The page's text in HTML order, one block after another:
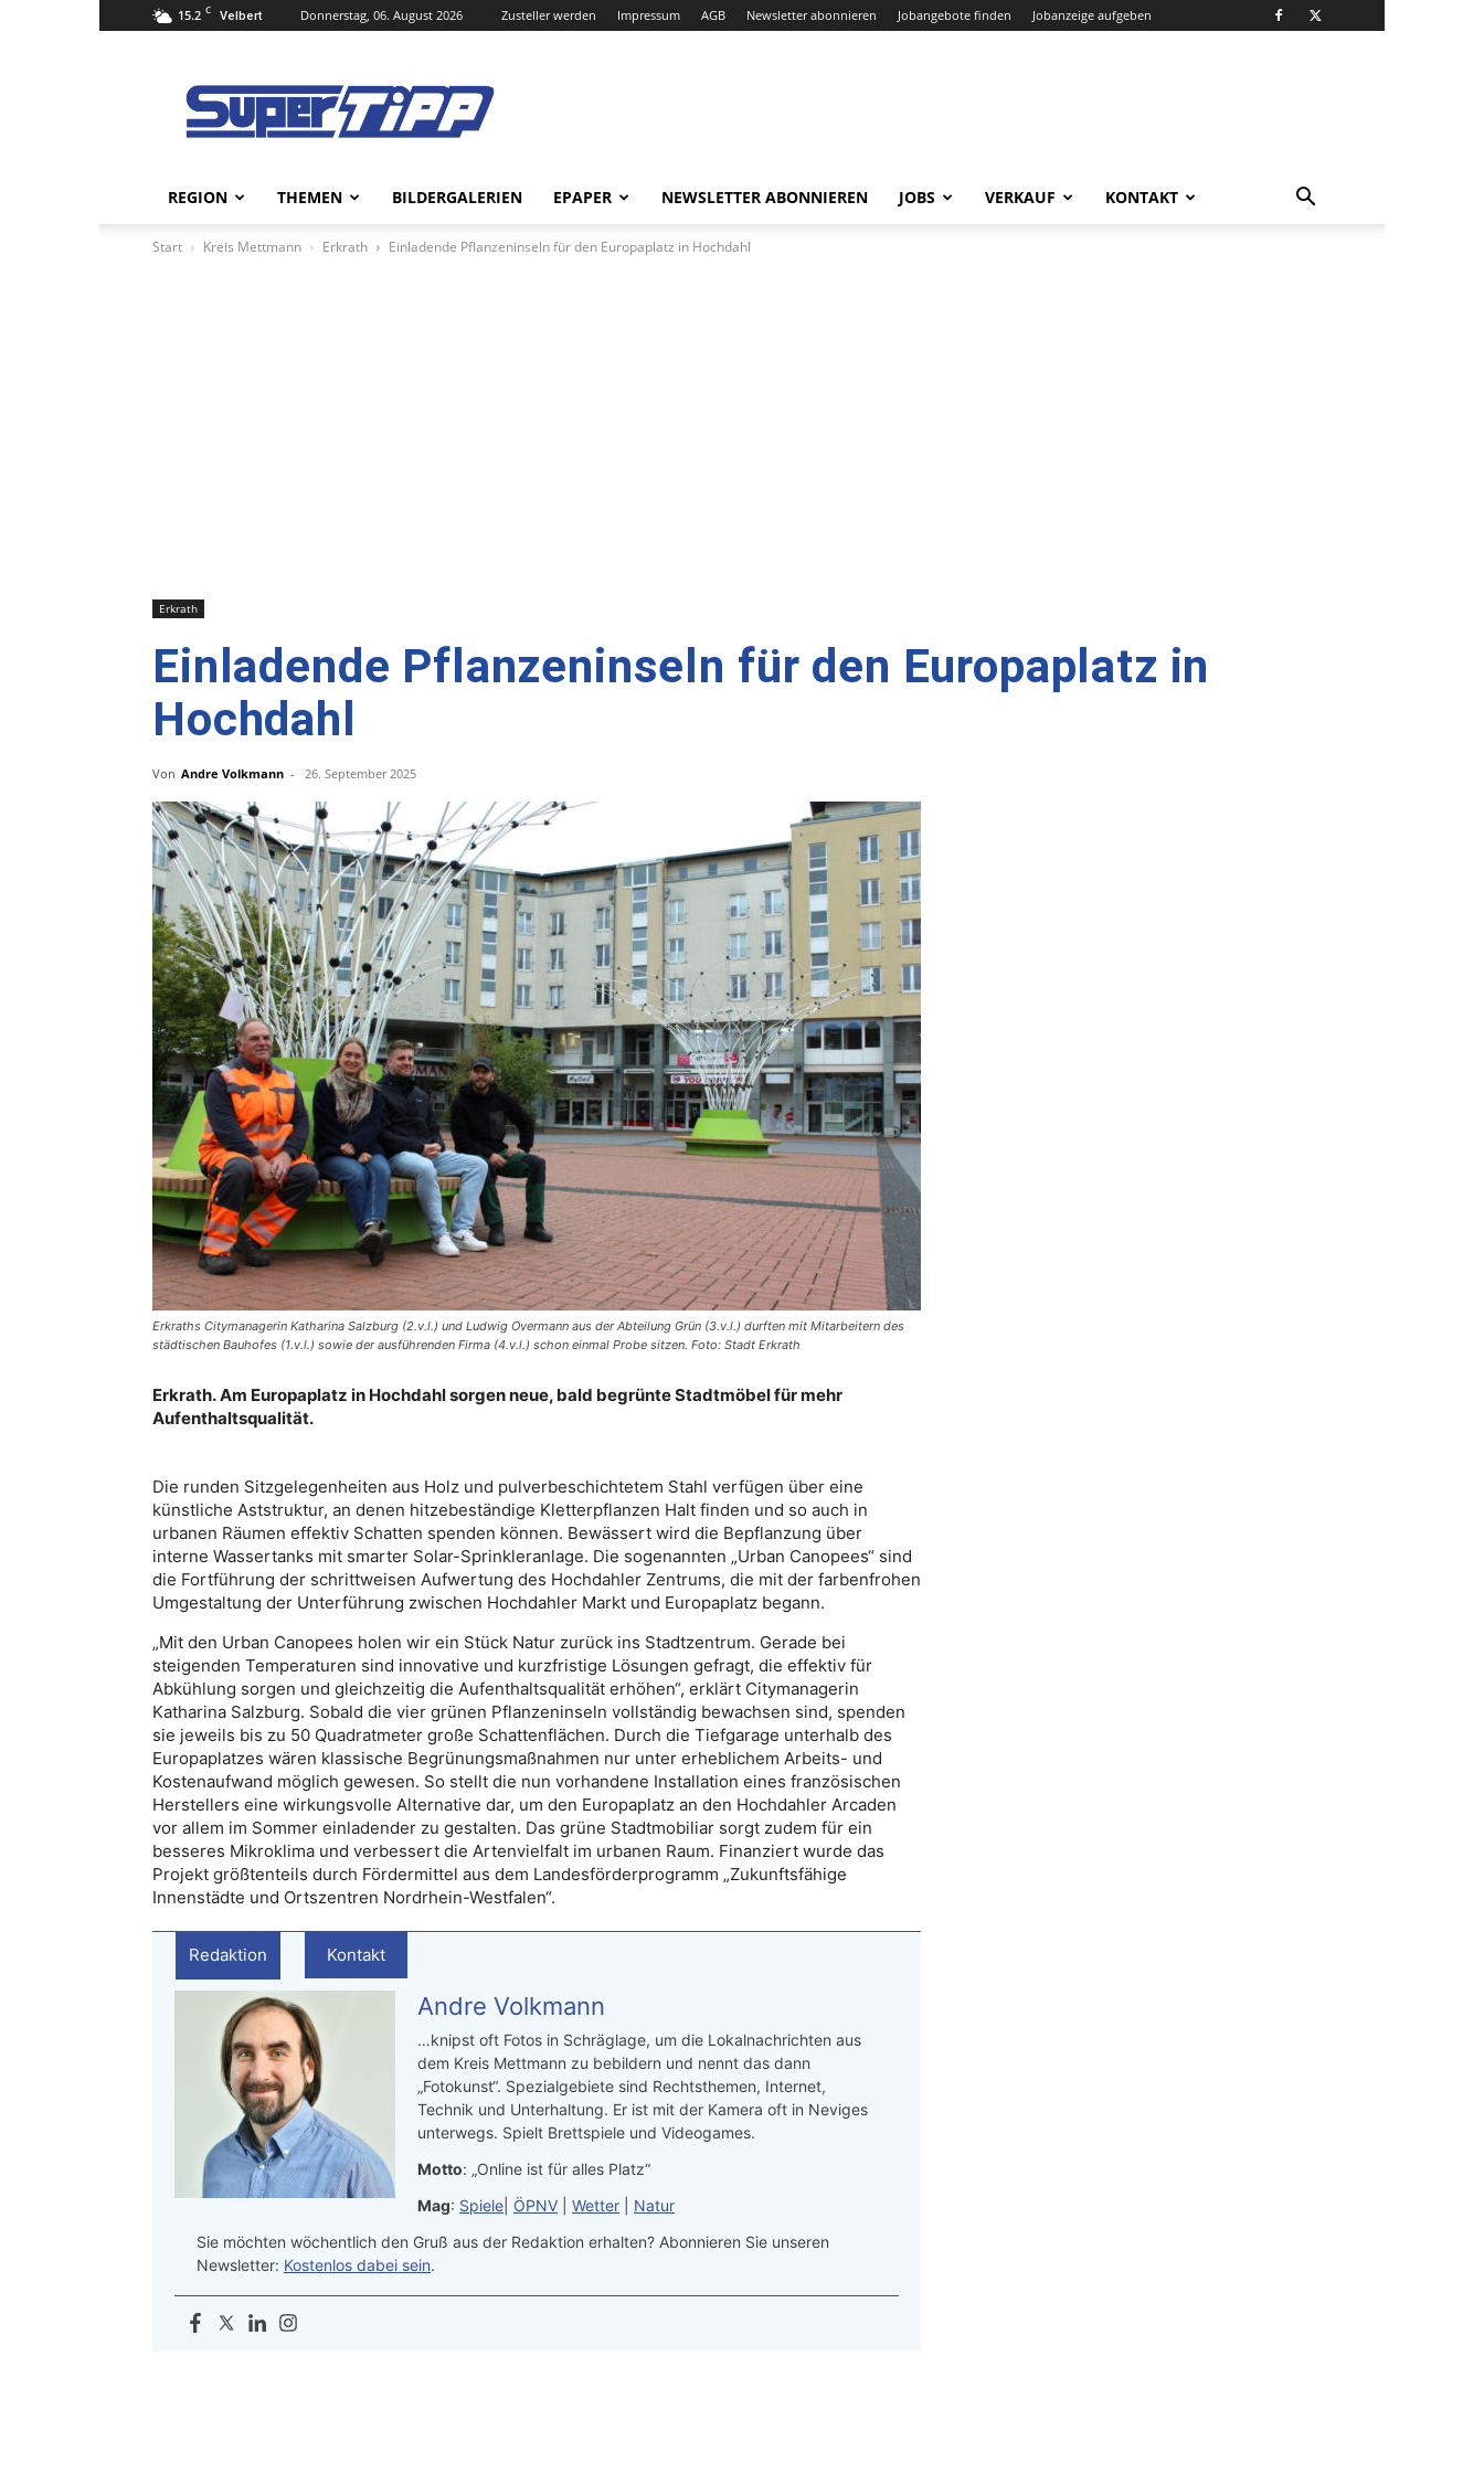
15.2 C Velbert Donnerstag, 06. August 2026 Zusteller werden Impressum AGB Newsletter abonnieren Jobangebote finden Jobanzeige aufgeben
Tipp
Online
REGION THEMEN BILDERGALERIEN EPAPER NEWSLETTER ABONNIEREN JOBS VERKAUF KONTAKT
Start Kreis Mettmann Erkrath Einladende Pflanzeninseln für den Europaplatz in Hochdahl
Erkrath
Einladende Pflanzeninseln für den Europaplatz in
Hochdahl
Von Andre Volkmann - 26. September 2025
Erkraths Citymanagerin Katharina Salzburg (2.v.l.) und Ludwig Overmann aus der Abteilung Grün (3.v.l.) durften mit Mitarbeitern des
städtischen Bauhofes (1.v.l.) sowie der ausführenden Firma (4.v.l.) schon einmal Probe sitzen. Foto: Stadt Erkrath
Erkrath. Am Europaplatz in Hochdahl sorgen neue, bald begrünte Stadtmöbel für mehr
Aufenthaltsqualität.
Die runden Sitzgelegenheiten aus Holz und pulverbeschichtetem Stahl verfügen über eine
künstliche Aststruktur, an denen hitzebeständige Kletterpflanzen Halt finden und so auch in
urbanen Räumen effektiv Schatten spenden können. Bewässert wird die Bepflanzung über
interne Wassertanks mit smarter Solar-Sprinkleranlage. Die sogenannten „Urban Canopees“ sind
die Fortführung der schrittweisen Aufwertung des Hochdahler Zentrums, die mit der farbenfrohen
Umgestaltung der Unterführung zwischen Hochdahler Markt und Europaplatz begann.
„Mit den Urban Canopees holen wir ein Stück Natur zurück ins Stadtzentrum. Gerade bei
steigenden Temperaturen sind innovative und kurzfristige Lösungen gefragt, die effektiv für
Abkühlung sorgen und gleichzeitig die Aufenthaltsqualität erhöhen“, erklärt Citymanagerin
Katharina Salzburg. Sobald die vier grünen Pflanzeninseln vollständig bewachsen sind, spenden
sie jeweils bis zu 50 Quadratmeter große Schattenflächen. Durch die Tiefgarage unterhalb des
Europaplatzes wären klassische Begrünungsmaßnahmen nur unter erheblichem Arbeits- und
Kostenaufwand möglich gewesen. So stellt die nun vorhandene Installation eines französischen
Herstellers eine wirkungsvolle Alternative dar, um den Europaplatz an den Hochdahler Arcaden
vor allem im Sommer einladender zu gestalten. Das grüne Stadtmobiliar sorgt zudem für ein
besseres Mikroklima und verbessert die Artenvielfalt im urbanen Raum. Finanziert wurde das
Projekt größtenteils durch Fördermittel aus dem Landesförderprogramm „Zukunftsfähige
Innenstädte und Ortszentren Nordrhein-Westfalen“.
Redaktion Kontakt
Andre Volkmann
…knipst oft Fotos in Schräglage, um die Lokalnachrichten aus
dem Kreis Mettmann zu bebildern und nennt das dann
„Fotokunst“. Spezialgebiete sind Rechtsthemen, Internet,
Technik und Unterhaltung. Er ist mit der Kamera oft in Neviges
unterwegs. Spielt Brettspiele und Videogames.
Motto: „Online ist für alles Platz“
Mag: Spiele ÖPNV Wetter
Natur
Sie möchten wöchentlich den Gruß aus der Redaktion erhalten? Abonnieren Sie unseren
Newsletter: Kostenlos dabei sein.